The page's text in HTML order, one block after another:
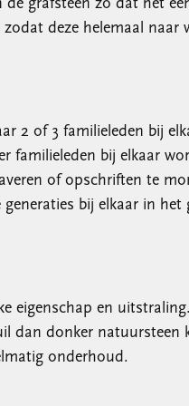
grafsteen zo dat het
deze helemaal naar
2 of 3 familieleden bij
familieleden bij elkaar
of opschriften te
bij elkaar in het
eigenschap en
donker natuursteen
onderhoud.